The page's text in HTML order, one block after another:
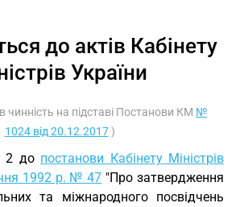
до актів Кабінету
України
чинність на підставі Постанови КМ №
1024 від 20.12.2017)
2 до постанови Кабінету Міністрів
1992 р. № 47 "Про затвердження
та міжнародного посвідчень